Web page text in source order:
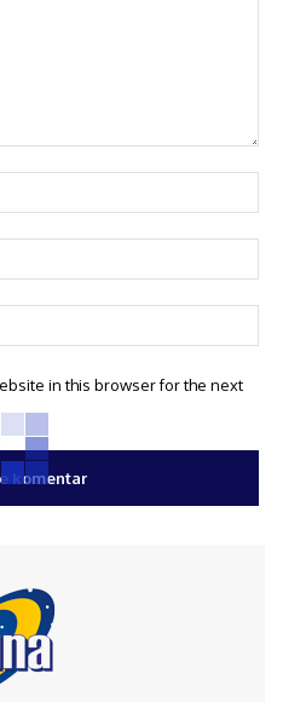
in this browser for the next